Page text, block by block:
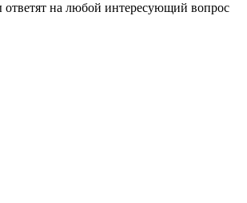
на любой интересующий вопрос